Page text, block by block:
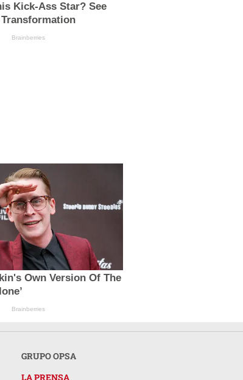
Kick-Ass Star? See
Brainberries
Own Version Of The
Brainberries
GRUPO OPSA
LA PRENSA